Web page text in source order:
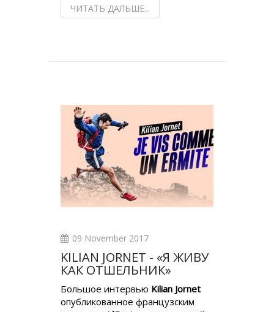
ЧИТАТЬ ДАЛЬШЕ...
09 November 2017
KILIAN JORNET - «Я ЖИВУ
КАК ОТШЕЛЬНИК»
Большое интервью Kilian Jornet
опубликованное французским